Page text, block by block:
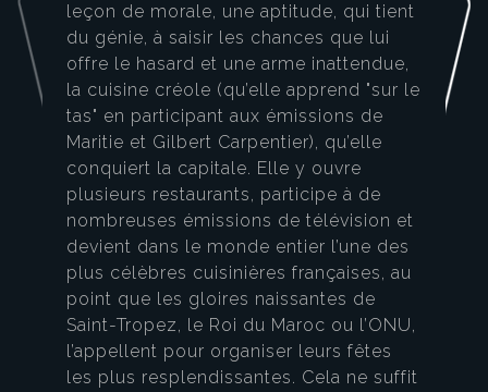
leçon de morale, une aptitude, qui tient
du génie, à saisir les chances que lui
offre le hasard et une arme inattendue,
la cuisine créole (qu’elle apprend "sur le
tas" en participant aux émissions de
Maritie et Gilbert Carpentier), qu’elle
conquiert la capitale. Elle y ouvre
plusieurs restaurants, participe à de
nombreuses émissions de télévision et
devient dans le monde entier l’une des
plus célèbres cuisinières françaises, au
point que les gloires naissantes de
Saint-Tropez, le Roi du Maroc ou l’ONU,
l’appellent pour organiser leurs fêtes
les plus resplendissantes. Cela ne suffit